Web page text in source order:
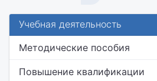
Учебная деятельность
Методические пособия
Повышение квалификации